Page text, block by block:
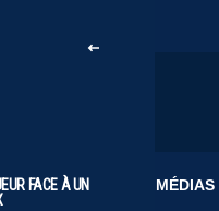
MÉDIAS
FACE À UN